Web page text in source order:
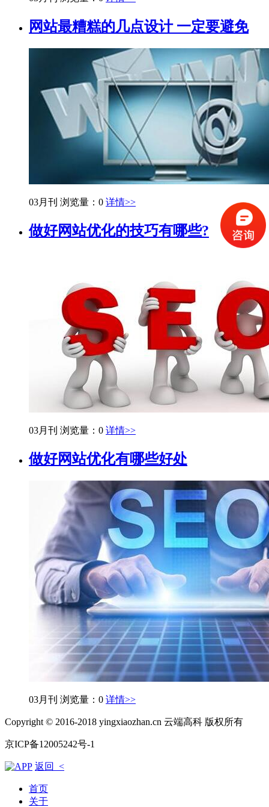
网站最糟糕的几点设计 一定要避免
03月刊 浏览量：0 详情>>
做好网站优化的技巧有哪些?
03月刊 浏览量：0 详情>>
做好网站优化有哪些好处
03月刊 浏览量：0 详情>>
Copyright © 2016-2018 yingxiaozhan.cn 云端高科 版权所有
京ICP备12005242号-1
返回 <
首页
关于